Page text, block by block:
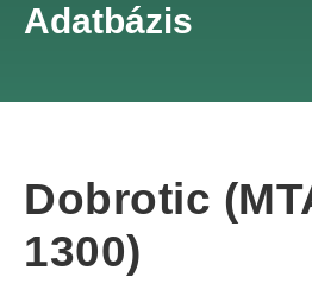
Adatbázis
Dobrotic
1300)